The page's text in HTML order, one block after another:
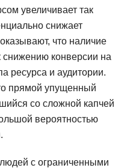
увеличивает так
снижает
что наличие
снижению конверсии на
ресурса и аудитории.
прямой упущенный
со сложной капчей
вероятностью
с ограниченными